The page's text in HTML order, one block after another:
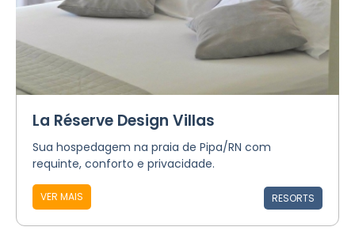
La Réserve Design Villas
Sua hospedagem na praia de Pipa/RN com
requinte, conforto e privacidade.
VER MAIS RESORTS